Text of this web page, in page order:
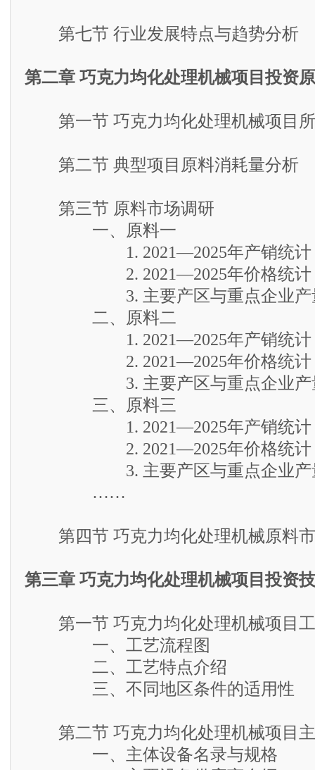
第七节 行业发展特点与趋势分析
第二章 巧克力均化处理机械项目投资
第一节 巧克力均化处理机械项目所
第二节 典型项目原料消耗量分析
第三节 原料市场调研
一、原料一
1. 2021—2025年产销统计
2. 2021—2025年价格统计
3. 主要产区与重点企业产
二、原料二
1. 2021—2025年产销统计
2. 2021—2025年价格统计
3. 主要产区与重点企业产
三、原料三
1. 2021—2025年产销统计
2. 2021—2025年价格统计
3. 主要产区与重点企业产
……
第四节 巧克力均化处理机械原料市
第三章 巧克力均化处理机械项目投资
第一节 巧克力均化处理机械项目
一、工艺流程图
二、工艺特点介绍
三、不同地区条件的适用性
第二节 巧克力均化处理机械项目主
一、主体设备名录与规格